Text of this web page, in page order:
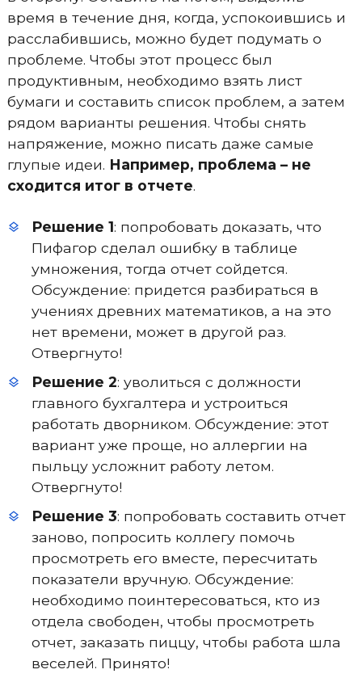
время в течение дня, когда, успокоившись и
расслабившись, можно будет подумать о
проблеме. Чтобы этот процесс был
продуктивным, необходимо взять лист
бумаги и составить список проблем, а затем
рядом варианты решения. Чтобы снять
напряжение, можно писать даже самые
глупые идеи. Например, проблема – не
сходится итог в отчете.
Решение 1: попробовать доказать, что
Пифагор сделал ошибку в таблице
умножения, тогда отчет сойдется.
Обсуждение: придется разбираться в
учениях древних математиков, а на это
нет времени, может в другой раз.
Отвергнуто!
Решение 2: уволиться с должности
главного бухгалтера и устроиться
работать дворником. Обсуждение: этот
вариант уже проще, но аллергии на
пыльцу усложнит работу летом.
Отвергнуто!
Решение 3: попробовать составить отчет
заново, попросить коллегу помочь
просмотреть его вместе, пересчитать
показатели вручную. Обсуждение:
необходимо поинтересоваться, кто из
отдела свободен, чтобы просмотреть
отчет, заказать пиццу, чтобы работа шла
веселей. Принято!